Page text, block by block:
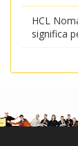
HCL
significa